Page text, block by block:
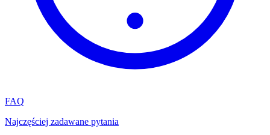
FAQ
Najczęściej zadawane pytania